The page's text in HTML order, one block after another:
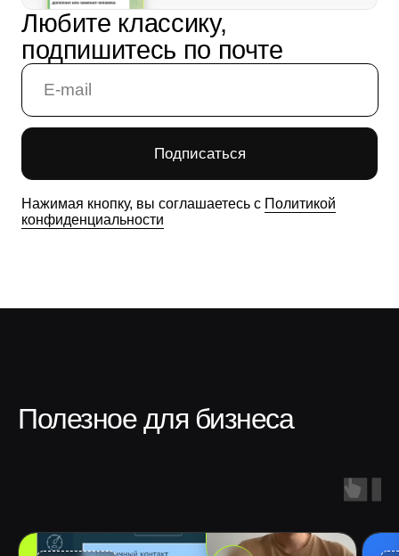
Полезное для бизнеса